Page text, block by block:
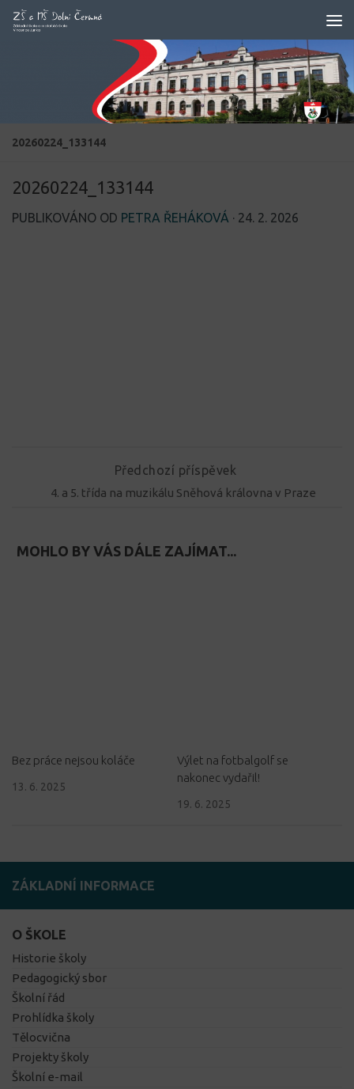
Skip to content
20260224_133144
20260224_133144
PUBLIKOVÁNO OD PETRA ŘEHÁKOVÁ · 24. 2. 2026
Předchozí příspěvek
4. a 5. třída na muzikálu Sněhová královna v Praze
MOHLO BY VÁS DÁLE ZAJÍMAT...
Bez práce nejsou koláče
13. 6. 2025
Výlet na fotbalgolf se
nakonec vydařil!
19. 6. 2025
ZÁKLADNÍ INFORMACE
O ŠKOLE
Historie školy
Pedagogický sbor
Školní řád
Prohlídka školy
Tělocvična
Projekty školy
Školní e-mail